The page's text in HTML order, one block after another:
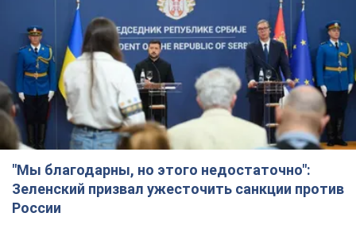
"Мы благодарны, но этого недостаточно":
Зеленский призвал ужесточить санкции против
России